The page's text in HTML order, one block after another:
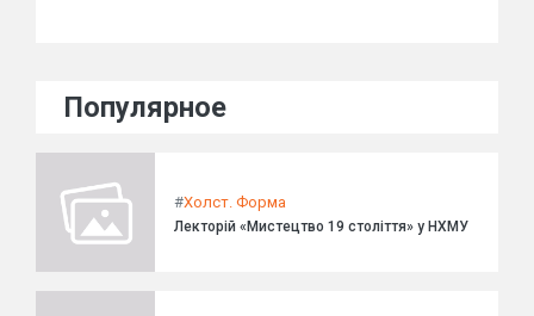
Популярное
#Холст. Форма
Лекторій «Мистецтво 19 століття» у НХМУ